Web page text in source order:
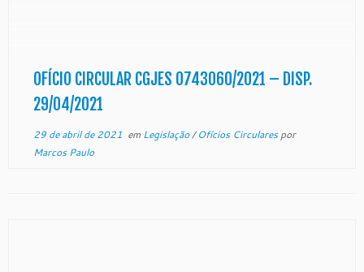
OFÍCIO CIRCULAR CGJES 0743060/2021 – DISP.
29/04/2021
29 de abril de 2021 em Legislação/Ofícios Circularespor
Marcos Paulo